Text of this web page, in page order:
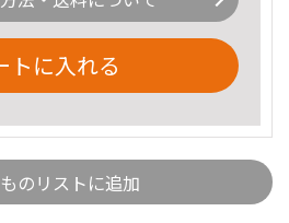
トに入れる
のリストに追加